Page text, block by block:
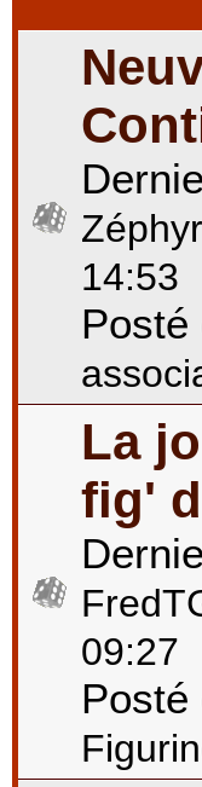
Zéphyr
14:53
Posté
La
fig'
09:27
Posté